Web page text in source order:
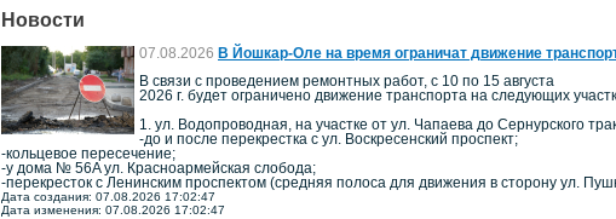
Новости
07.08.2026 В Йошкар-Оле на время ограничат движение
В связи с проведением ремонтных работ, с 10 по 15 августа
2026 г. будет ограничено движение транспорта на следующих
1. ул. Водопроводная, на участке от ул. Чапаева до Сернурского
-до и после перекрестка с ул. Воскресенский проспект;
-кольцевое пересечение;
-у дома № 56A ул. Красноармейская слобода;
-перекресток с Ленинским проспектом (средняя полоса для движения в сторону ул.
Дата создания: 07.08.2026 17:02:47
Дата изменения: 07.08.2026 17:02:47